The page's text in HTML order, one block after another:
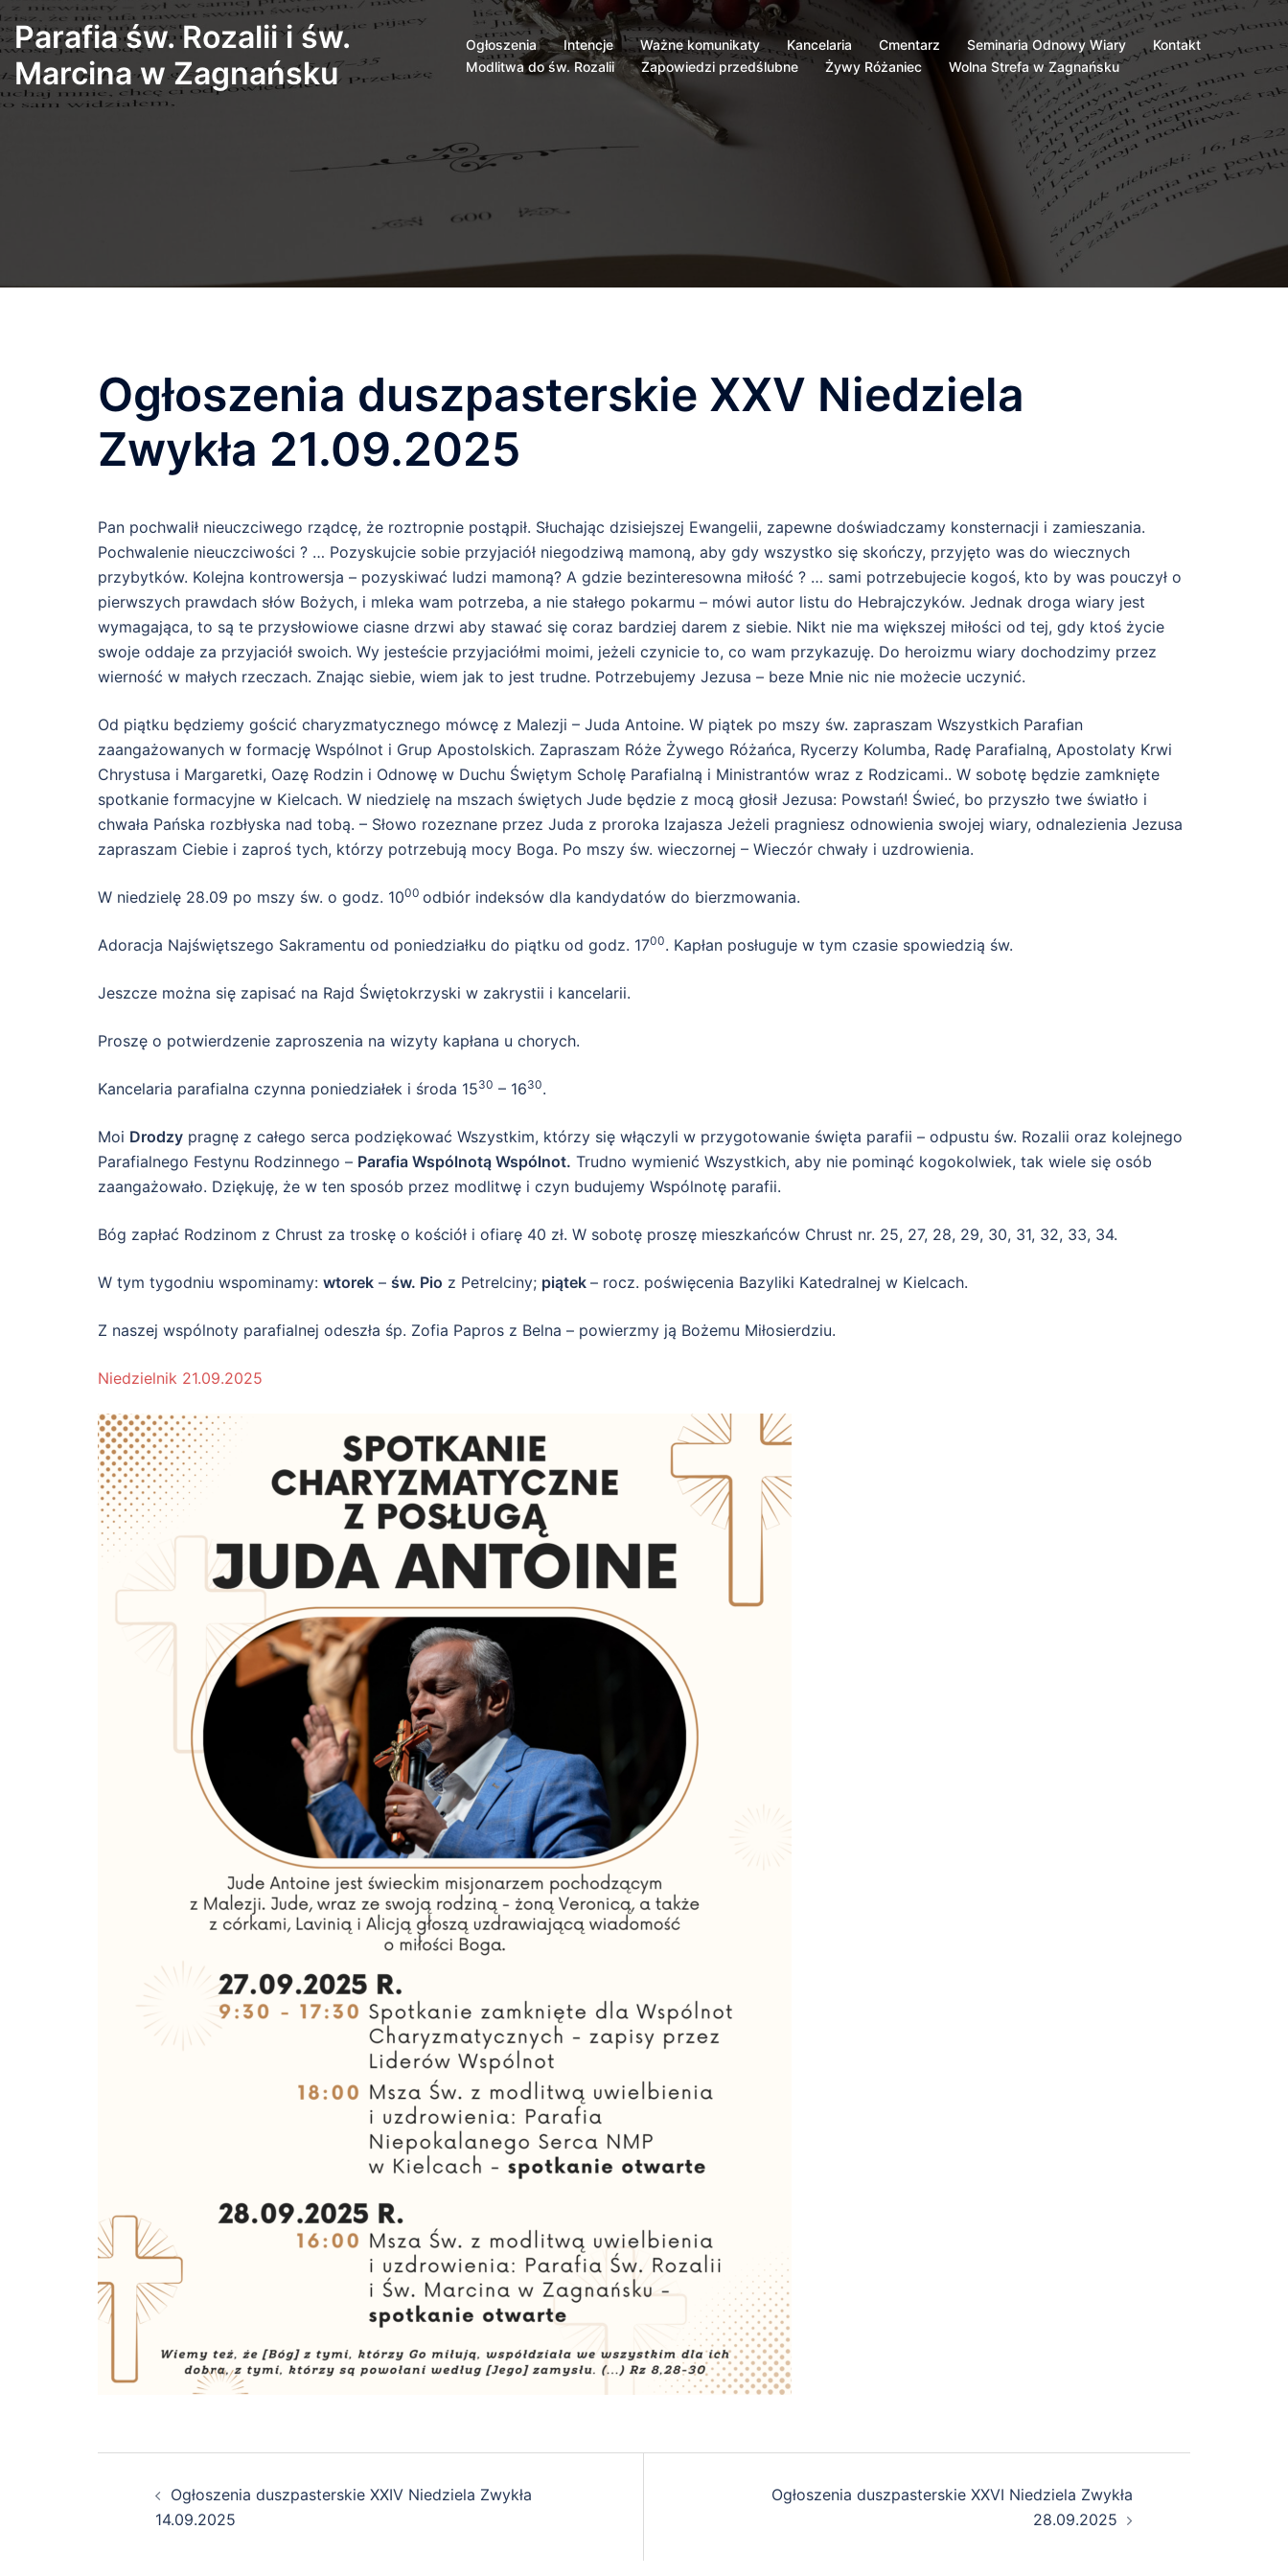
Przejdź
do
treści
Parafia św. Rozalii i św.
Marcina w Zagnańsku
Ogłoszenia Intencje Ważne komunikaty Kancelaria Cmentarz Seminaria Odnowy Wiary
Kontakt
Modlitwa do św. Rozalii
Zapowiedzi przedślubne Żywy Różaniec Wolna Strefa w Zagnańsku
Ogłoszenia duszpasterskie XXV Niedziela
Zwykła 21.09.2025
Pan pochwalił nieuczciwego rządcę, że roztropnie postąpił. Słuchając dzisiejszej Ewangelii, zapewne doświadczamy konsternacji i zamieszania.
Pochwalenie nieuczciwości ? … Pozyskujcie sobie przyjaciół niegodziwą mamoną, aby gdy wszystko się skończy, przyjęto was do wiecznych
przybytków. Kolejna kontrowersja – pozyskiwać ludzi mamoną? A gdzie bezinteresowna miłość ? … sami potrzebujecie kogoś, kto by was pouczył o
pierwszych prawdach słów Bożych, i mleka wam potrzeba, a nie stałego pokarmu – mówi autor listu do Hebrajczyków. Jednak droga wiary jest
wymagająca, to są te przysłowiowe ciasne drzwi aby stawać się coraz bardziej darem z siebie. Nikt nie ma większej miłości od tej, gdy ktoś życie
swoje oddaje za przyjaciół swoich. Wy jesteście przyjaciółmi moimi, jeżeli czynicie to, co wam przykazuję. Do heroizmu wiary dochodzimy przez
wierność w małych rzeczach. Znając siebie, wiem jak to jest trudne. Potrzebujemy Jezusa – beze Mnie nic nie możecie uczynić.
Od piątku będziemy gościć charyzmatycznego mówcę z Malezji – Juda Antoine. W piątek po mszy św. zapraszam Wszystkich Parafian
zaangażowanych w formację Wspólnot i Grup Apostolskich. Zapraszam Róże Żywego Różańca, Rycerzy Kolumba, Radę Parafialną, Apostolaty Krwi
Chrystusa i Margaretki, Oazę Rodzin i Odnowę w Duchu Świętym Scholę Parafialną i Ministrantów wraz z Rodzicami.. W sobotę będzie zamknięte
spotkanie formacyjne w Kielcach. W niedzielę na mszach świętych Jude będzie z mocą głosił Jezusa: Powstań! Świeć, bo przyszło twe światło i
chwała Pańska rozbłyska nad tobą. – Słowo rozeznane przez Juda z proroka Izajasza Jeżeli pragniesz odnowienia swojej wiary, odnalezienia Jezusa
zapraszam Ciebie i zaproś tych, którzy potrzebują mocy Boga. Po mszy św. wieczornej – Wieczór chwały i uzdrowienia.
W niedzielę 28.09 po mszy św. o godz. 1000 odbiór indeksów dla kandydatów do bierzmowania.
Adoracja Najświętszego Sakramentu od poniedziałku do piątku od godz. 1700. Kapłan posługuje w tym czasie spowiedzią św.
Jeszcze można się zapisać na Rajd Świętokrzyski w zakrystii i kancelarii.
Proszę o potwierdzenie zaproszenia na wizyty kapłana u chorych.
Kancelaria parafialna czynna poniedziałek i środa 1530 – 1630.
Moi Drodzy pragnę z całego serca podziękować Wszystkim, którzy się włączyli w przygotowanie święta parafii – odpustu św. Rozalii oraz kolejnego
Parafialnego Festynu Rodzinnego – Parafia Wspólnotą Wspólnot. Trudno wymienić Wszystkich, aby nie pominąć kogokolwiek, tak wiele się osób
zaangażowało. Dziękuję, że w ten sposób przez modlitwę i czyn budujemy Wspólnotę parafii.
Bóg zapłać Rodzinom z Chrust za troskę o kościół i ofiarę 40 zł. W sobotę proszę mieszkańców Chrust nr. 25, 27, 28, 29, 30, 31, 32, 33, 34.
W tym tygodniu wspominamy: wtorek – św. Pio z Petrelciny; piątek – rocz. poświęcenia Bazyliki Katedralnej w Kielcach.
Z naszej wspólnoty parafialnej odeszła śp. Zofia Papros z Belna – powierzmy ją Bożemu Miłosierdziu.
Niedzielnik 21.09.2025
wpisyOgłoszenia duszpasterskie XXIV Niedziela Zwykła
14.09.2025
Ogłoszenia duszpasterskie XXVI Niedziela Zwykła
28.09.2025